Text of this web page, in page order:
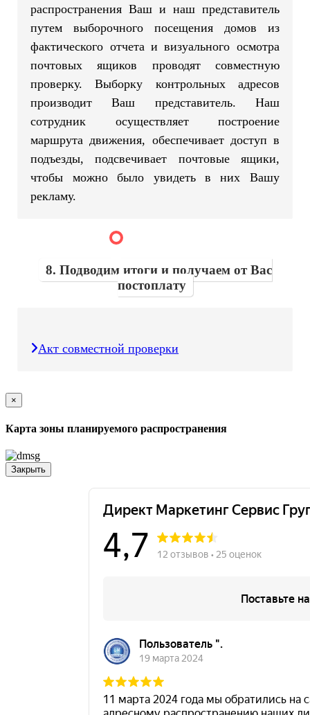
распространения Ваш и наш представитель
путем выборочного посещения домов из
фактического отчета и визуального осмотра
почтовых ящиков проводят совместную
проверку. Выборку контрольных адресов
производит Ваш представитель. Наш
сотрудник осуществляет построение
маршрута движения, обеспечивает доступ в
подъезды, подсвечивает почтовые ящики,
чтобы можно было увидеть в них Вашу
рекламу.
8. Подводим итоги и получаем от Вас
постоплату
Акт совместной проверки
×
Карта зоны планируемого распространения
Закрыть